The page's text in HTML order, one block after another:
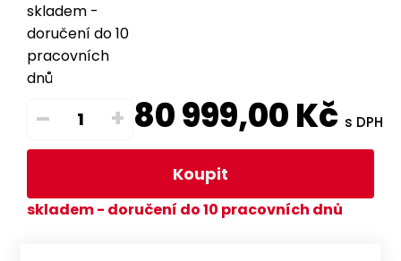
skladem -
doručení do 10
pracovních
dnů
– + 80 999,00Kč s DPH
Koupit
skladem - doručení do 10 pracovních dnů